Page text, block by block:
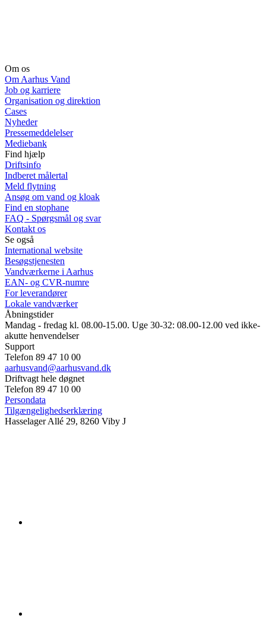
Om os
Om Aarhus Vand
Job og karriere
Organisation og direktion
Cases
Nyheder
Pressemeddelelser
Mediebank
Find hjælp
Driftsinfo
Indberet målertal
Meld flytning
Ansøg om vand og kloak
Find en stophane
FAQ - Spørgsmål og svar
Kontakt os
Se også
International website
Besøgstjenesten
Vandværkerne i Aarhus
EAN- og CVR-numre
For leverandører
Lokale vandværker
Åbningstider
Mandag - fredag kl. 08.00-15.00. Uge 30-32: 08.00-12.00 ved ikke-
akutte henvendelser
Support
Telefon 89 47 10 00
aarhusvand@aarhusvand.dk
Driftvagt hele døgnet
Telefon 89 47 10 00
Persondata
Tilgængelighedserklæring
Hasselager Allé 29, 8260 Viby J